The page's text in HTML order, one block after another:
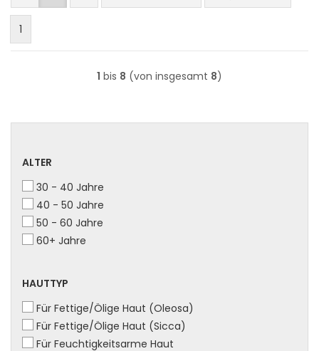
1
1 bis 8 (von insgesamt 8)
ALTER
ALTER
30 - 40 Jahre
40 - 50 Jahre
50 - 60 Jahre
60+ Jahre
HAUTTYP
HAUTTYP
Für Fettige/Ölige Haut (Oleosa)
Für Fettige/Ölige Haut (Sicca)
Für Feuchtigkeitsarme Haut